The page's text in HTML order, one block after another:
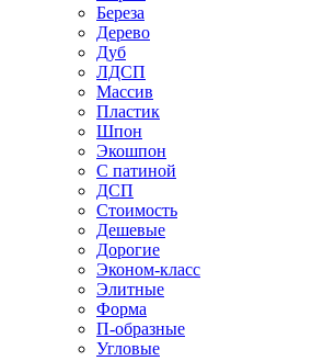
Береза
Дерево
Дуб
ЛДСП
Массив
Пластик
Шпон
Экошпон
С патиной
ДСП
Стоимость
Дешевые
Дорогие
Эконом-класс
Элитные
Форма
П-образные
Угловые